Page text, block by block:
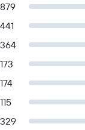
879
441
364
173
174
115
329